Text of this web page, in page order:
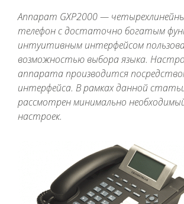
Аппарат GXP2000 —
телефон с достаточно богатым
интуитивным интерфейсом
возможностью выбора языка.
аппарата производится
интерфейса. В рамках данной
рассмотрен минимально
настроек.